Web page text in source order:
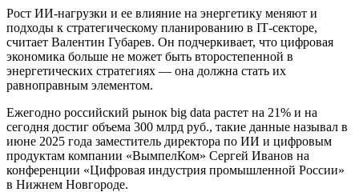
Рост ИИ-нагрузки и ее влияние на энергетику меняют и
подходы к стратегическому планированию в IТ-секторе,
считает Валентин Губарев. Он подчеркивает, что цифровая
экономика больше не может быть второстепенной в
энергетических стратегиях — она должна стать их
равноправным элементом.
Ежегодно российский рынок big data растет на 21% и на
сегодня достиг объема 300 млрд руб., такие данные называл в
июне 2025 года заместитель директора по ИИ и цифровым
продуктам компании «ВымпелКом» Сергей Иванов на
конференции «Цифровая индустрия промышленной России»
в Нижнем Новгороде.